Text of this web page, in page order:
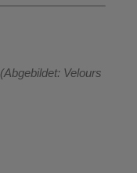
(Abgebildet: Velours